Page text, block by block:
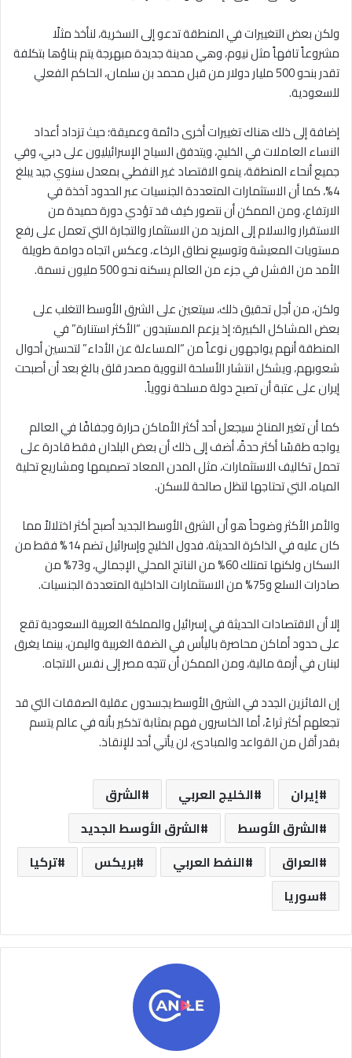
ولكن بعض التغييرات في المنطقة تدعو إلى السخرية، لنأخذ مثلًا
مشروعاً تافهاً مثل نيوم، وهي مدينة جديدة مبهرجة يتم بناؤها بتكلفة
تقدر بنحو 500 مليار دولار من قبل محمد بن سلمان، الحاكم الفعلي
للسعودية.
إضافة إلى ذلك هناك تغييرات أخرى دائمة وعميقة؛ حيث تزداد أعداد
النساء العاملات في الخليج، ويتدفق السياح الإسرائيليون على دبي، وفي
جميع أنحاء المنطقة، ينمو الاقتصاد غير النفطي بمعدل سنوي جيد يبلغ
4%، كما أن الاستثمارات المتعددة الجنسيات عبر الحدود آخذة في
الارتفاع، ومن الممكن أن نتصور كيف قد تؤدي دورة حميدة من
الاستقرار والسلام إلى المزيد من الاستثمار والتجارة التي تعمل على رفع
مستويات المعيشة وتوسيع نطاق الرخاء، وعكس اتجاه دوامة طويلة
الأمد من الفشل في جزء من العالم يسكنه نحو 500 مليون نسمة.
ولكن، من أجل تحقيق ذلك، سيتعين على الشرق الأوسط التغلب على
بعض المشاكل الكبيرة؛ إذ يزعم المستبدون “الأكثر استنارة” في
المنطقة أنهم يواجهون نوعاً من “المساءلة عن الأداء” لتحسين أحوال
شعوبهم، ويشكل انتشار الأسلحة النووية مصدر قلق بالغ بعد أن أصبحت
إيران على عتبة أن تصبح دولة مسلحة نووياً.
كما أن تغير المناخ سيجعل أحد أكثر الأماكن حرارة وجفافًا في العالم
يواجه طقسًا أكثر حدةً، أضف إلى ذلك أن بعض البلدان فقط قادرة على
تحمل تكاليف الاستثمارات، مثل المدن المعاد تصميمها ومشاريع تحلية
المياه، التي تحتاجها لتظل صالحة للسكن.
والأمر الأكثر وضوحاً هو أن الشرق الأوسط الجديد أصبح أكثر اختلالاً مما
كان عليه في الذاكرة الحديثة، فدول الخليج وإسرائيل تضم 14% فقط من
السكان ولكنها تمتلك 60% من الناتج المحلي الإجمالي، و73% من
صادرات السلع و75% من الاستثمارات الداخلية المتعددة الجنسيات.
إلا أن الاقتصادات الحديثة في إسرائيل والمملكة العربية السعودية تقع
على حدود أماكن محاصرة باليأس في الضفة الغربية واليمن، بينما يغرق
لبنان في أزمة مالية، ومن الممكن أن تتجه مصر إلى نفس الاتجاه.
إن الفائزين الجدد في الشرق الأوسط يجسدون عقلية الصفقات التي قد
تجعلهم أكثر ثراءً، أما الخاسرون فهم بمثابة تذكير بأنه في عالم يتسم
بقدر أقل من القواعد والمبادئ، لن يأتي أحد للإنقاذ.
إيران الخليج العربي
الشرق
الشرق الأوسط
الشرق الأوسط الجديد
العراق
النفط العربي بريكس
تركيا
سوريا